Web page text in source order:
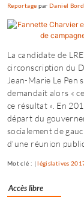
Reportage parDaniel
La candidate de
circonscription du
Jean-Marie Le Pen
demandait alors «
ce résultat ». En
départ du
socialement de
d'une réunion
Mot clé : |législatives
Accès libre